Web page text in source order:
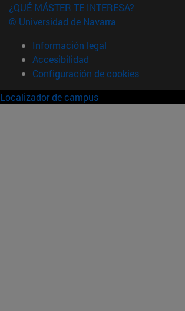
¿QUÉ MÁSTER TE INTERESA?
© Universidad de Navarra
Información legal
Accesibilidad
Configuración de cookies
Localizador de campus